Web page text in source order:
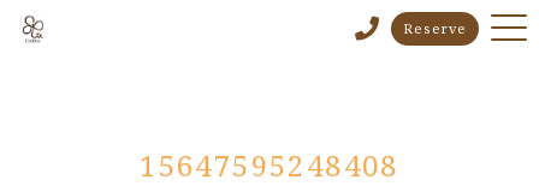
Reserve
15647595248408